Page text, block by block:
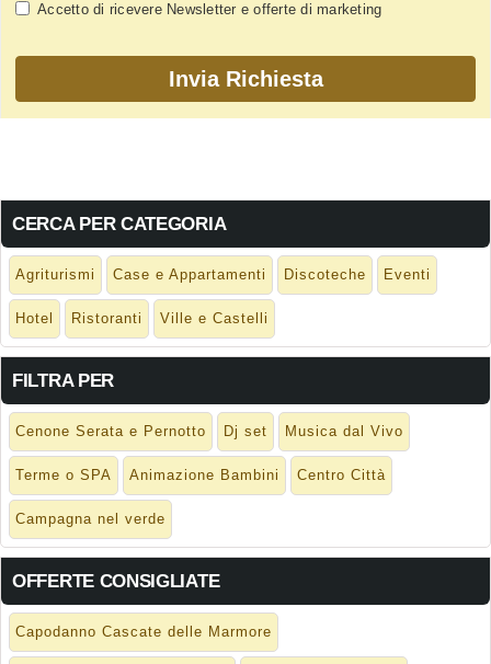
Accetto di ricevere Newsletter e offerte di marketing
CERCA PER CATEGORIA
Agriturismi Case e Appartamenti Discoteche Eventi
Hotel Ristoranti Ville e Castelli
FILTRA PER
Cenone Serata e Pernotto Dj set Musica dal Vivo
Terme o SPA Animazione Bambini Centro Città
Campagna nel verde
OFFERTE CONSIGLIATE
Capodanno Cascate delle Marmore